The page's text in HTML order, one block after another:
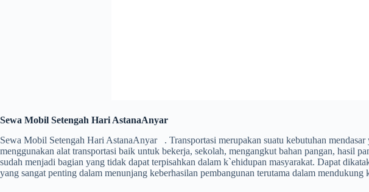
Sewa Mobil Setengah Hari AstanaAnyar
Sewa Mobil Setengah Hari AstanaAnyar . Transportasi merupakan suatu kebutuhan
menggunakan alat transportasi baik untuk bekerja, sekolah, mengangkut bahan pangan, hasil
sudah menjadi bagian yang tidak dapat terpisahkan dalam k`ehidupan masyarakat. Dapat
yang sangat penting dalam menunjang keberhasilan pembangunan terutama dalam